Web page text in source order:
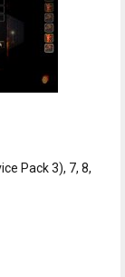
Pack 3), 7, 8,